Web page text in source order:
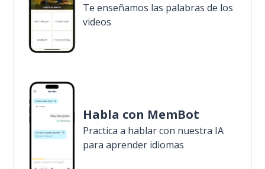
Te enseñamos las palabras de los
videos
Habla con MemBot
Practica a hablar con nuestra IA
para aprender idiomas